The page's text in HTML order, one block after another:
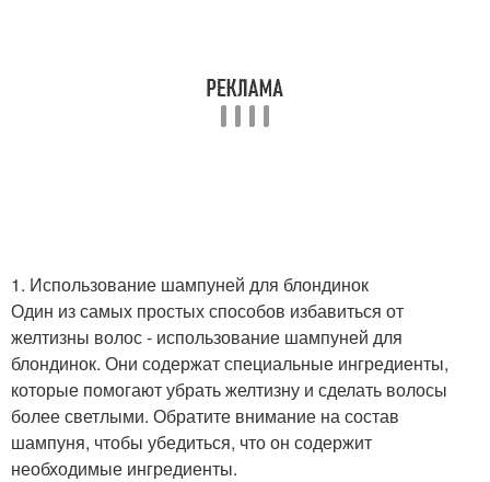
1. Использование шампуней для блондинок
Один из самых простых способов избавиться от
желтизны волос - использование шампуней для
блондинок. Они содержат специальные ингредиенты,
которые помогают убрать желтизну и сделать волосы
более светлыми. Обратите внимание на состав
шампуня, чтобы убедиться, что он содержит
необходимые ингредиенты.